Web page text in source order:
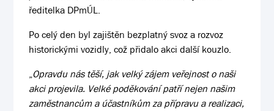
ředitelka DPmÚL.
Po celý den byl zajištěn bezplatný svoz a rozvoz
historickými vozidly, což přidalo akci další kouzlo.
„Opravdu nás těší, jak velký zájem veřejnost o naši
akci projevila. Velké poděkování patří nejen našim
zaměstnancům a účastníkům za přípravu a realizaci,